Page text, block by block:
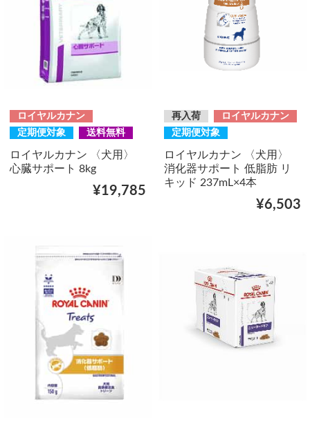
ロイヤルカナン
定期便対象
送料無料
ロイヤルカナン 〈犬用〉
心臓サポート 8kg
¥19,785
再入荷
ロイヤルカナン
定期便対象
ロイヤルカナン 〈犬用〉
消化器サポート 低脂肪 リ
キッド 237mL×4本
¥6,503